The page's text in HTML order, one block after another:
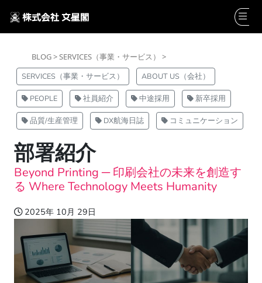
BLOG >SERVICES（事業・サービス） >
SERVICES（事業・サービス） ABOUT US（会社）
PEOPLE 社員紹介 中途採用 新卒採用
品質/生産管理 DX航海日誌 コミュニケーション
部署紹介
Beyond Printing ─ 印刷会社の未来を創造す
る Where Technology Meets Humanity
2025年 10月 29日